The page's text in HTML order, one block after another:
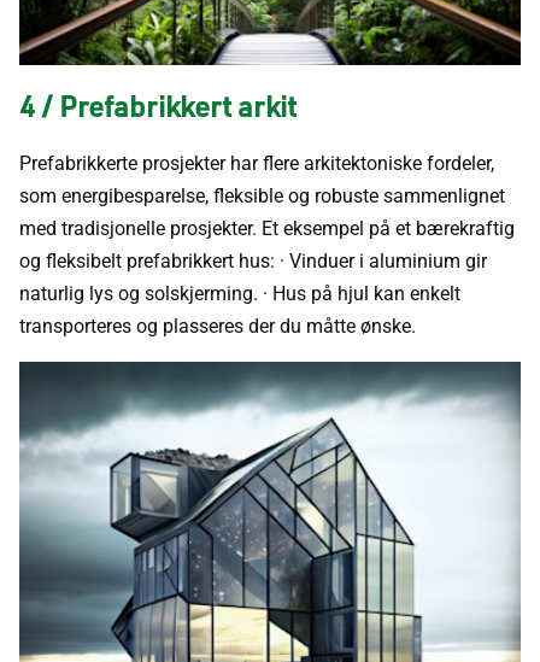
4 / Prefabrikkert arkit
Prefabrikkerte prosjekter har flere arkitektoniske fordeler,
som energibesparelse, fleksible og robuste sammenlignet
med tradisjonelle prosjekter. Et eksempel på et bærekraftig
og fleksibelt prefabrikkert hus: · Vinduer i aluminium gir
naturlig lys og solskjerming. · Hus på hjul kan enkelt
transporteres og plasseres der du måtte ønske.